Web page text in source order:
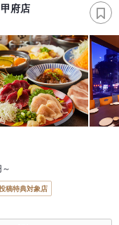
府店
稿特典対象店